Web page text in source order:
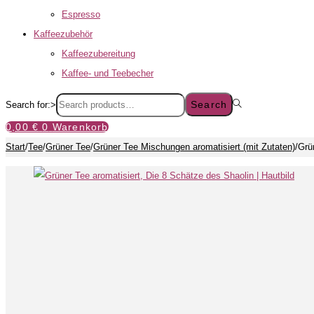
Espresso
Kaffeezubehör
Kaffeezubereitung
Kaffee- und Teebecher
Search for:>
Search
0,00 € 0 Warenkorb
Start/Tee/Grüner Tee/Grüner Tee Mischungen aromatisiert (mit Zutaten)/